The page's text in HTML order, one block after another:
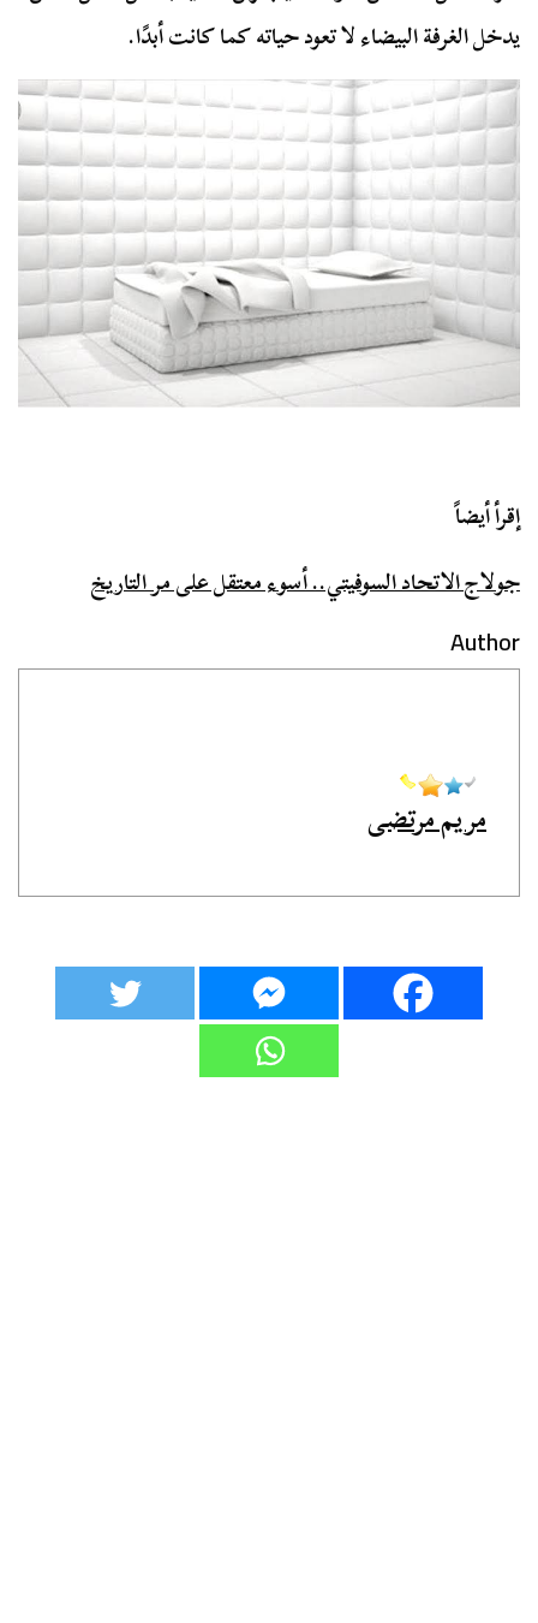
يدخل الغرفة البيضاء لا تعود حياته كما كانت أبدًا.
إقرأ أيضاً
جولاج الاتحاد السوفيتي.. أسوء معتقل على مر التاريخ
Author
مريم مرتضى